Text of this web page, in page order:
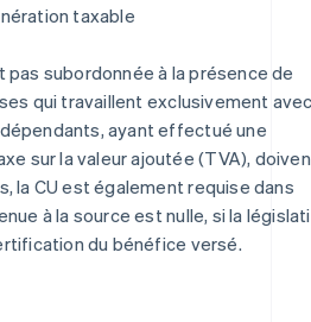
taxable
pas subordonnée à la présence de
qui travaillent exclusivement
ayant effectué une
sur la valeur ajoutée (TVA),
la CU est également requise dans
à la source est nulle, si la
du bénéfice versé.